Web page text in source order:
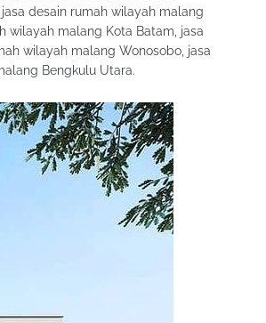
desain rumah wilayah malang
wilayah malang Kota Batam, jasa
wilayah malang Wonosobo, jasa
Bengkulu Utara.